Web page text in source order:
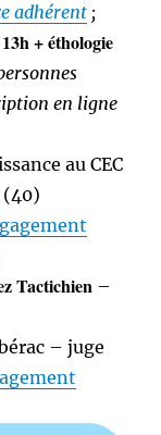
adhérent ;
+ éthologie
en ligne
au CEC
(40)
Tactichien –
– juge